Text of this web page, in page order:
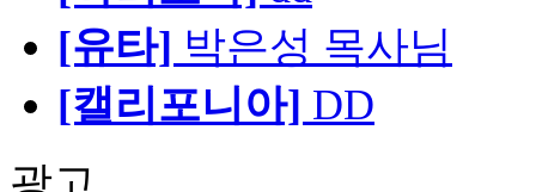
[유타] 박은성 목사님
[캘리포니아] DD